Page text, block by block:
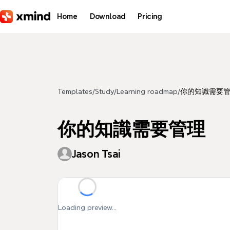
Home Download Pricing
Templates/Study/ Learning roadmap/你的知識需要
你的知識需要管理
Jason Tsai
Loading preview...